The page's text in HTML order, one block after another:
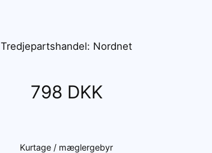
Tredjepartshandel: Nordnet
798 DKK
Kurtage / mæglergebyr